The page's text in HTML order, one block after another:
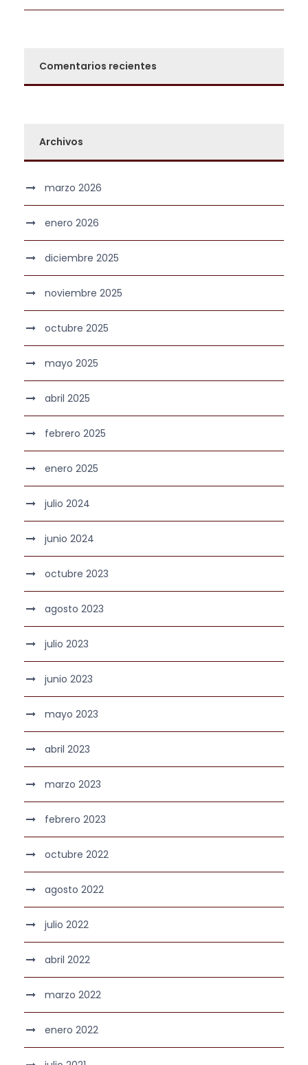
Comentarios recientes
Archivos
marzo 2026
enero 2026
diciembre 2025
noviembre 2025
octubre 2025
mayo 2025
abril 2025
febrero 2025
enero 2025
julio 2024
junio 2024
octubre 2023
agosto 2023
julio 2023
junio 2023
mayo 2023
abril 2023
marzo 2023
febrero 2023
octubre 2022
agosto 2022
julio 2022
abril 2022
marzo 2022
enero 2022